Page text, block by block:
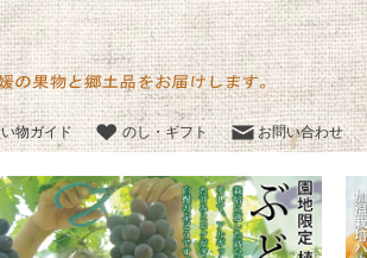
物ガイド のし・ギフト お問い合わせ